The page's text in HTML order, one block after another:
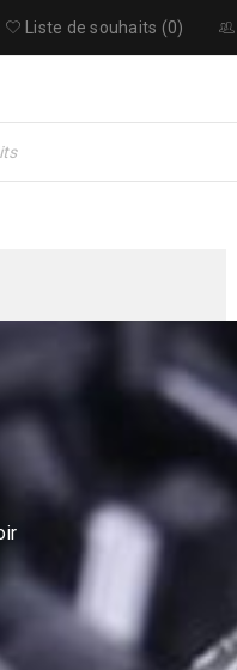
Liste de souhaits (0)